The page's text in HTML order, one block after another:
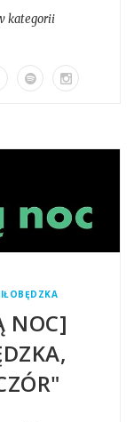
kategorii
NOC]